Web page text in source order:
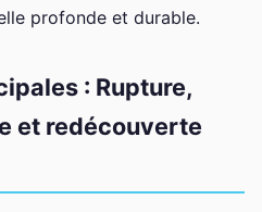
profonde et durable.
: Rupture,
et redécouverte